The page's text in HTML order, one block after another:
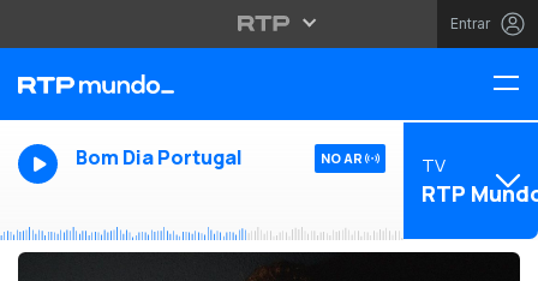
Entrar
Bom Dia Portugal NO AR TV
RTP